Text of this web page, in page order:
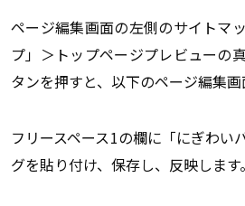
ページ編集画面の左側のサイトマ
プ」＞トップページプレビューの
タンを押すと、以下のページ編集画
フリースペース1の欄に「にぎわい
グを貼り付け、保存し、反映します。